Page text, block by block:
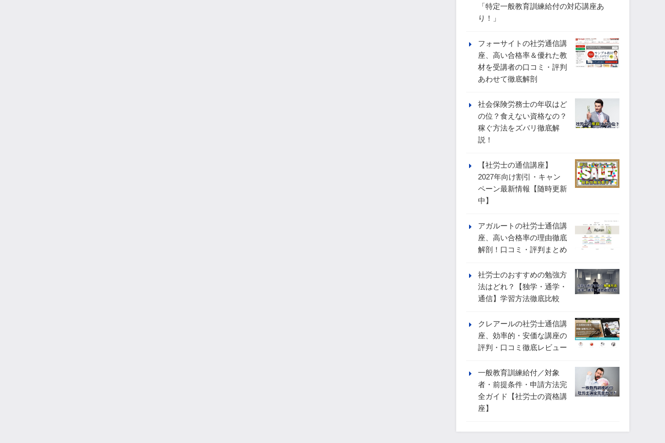
「特定一般教育訓練給付の対応講座あ
り！」
フォーサイトの社労通信講
座、高い合格率＆優れた教
材を受講者の口コミ・評判
あわせて徹底解剖
社会保険労務士の年収はど
の位？食えない資格なの？
稼ぐ方法をズバリ徹底解
説！
【社労士の通信講座】
2027年向け割引・キャン
ペーン最新情報【随時更新
中】
アガルートの社労士通信講
座、高い合格率の理由徹底
解剖！口コミ・評判まとめ
社労士のおすすめの勉強方
法はどれ？【独学・通学・
通信】学習方法徹底比較
クレアールの社労士通信講
座、効率的・安価な講座の
評判・口コミ徹底レビュー
一般教育訓練給付／対象
者・前提条件・申請方法完
全ガイド【社労士の資格講
座】